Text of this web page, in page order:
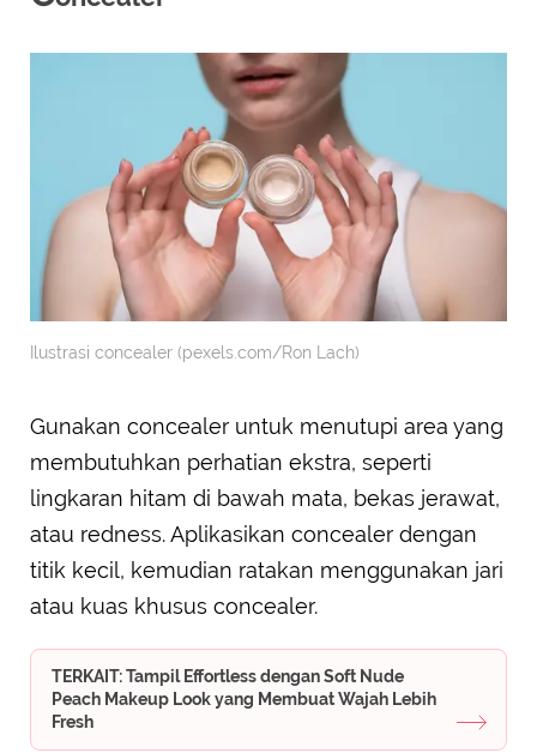
Ilustrasi concealer (pexels.com/Ron Lach)
Gunakan concealer untuk menutupi area yang
membutuhkan perhatian ekstra, seperti
lingkaran hitam di bawah mata, bekas jerawat,
atau redness. Aplikasikan concealer dengan
titik kecil, kemudian ratakan menggunakan jari
atau kuas khusus concealer.
TERKAIT: Tampil Effortless dengan Soft Nude
Peach Makeup Look yang Membuat Wajah Lebih
Fresh